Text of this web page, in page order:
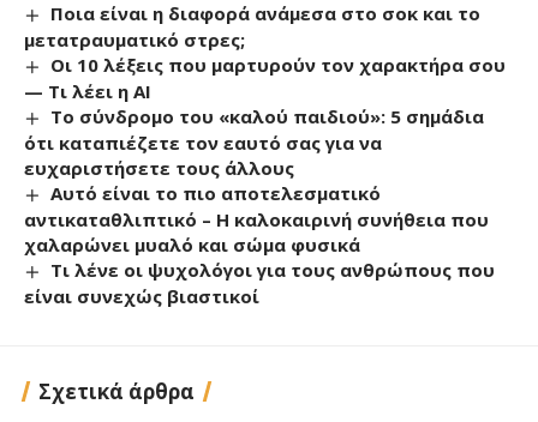
Ποια είναι η διαφορά ανάμεσα στο σοκ και το
μετατραυματικό στρες;
Οι 10 λέξεις που μαρτυρούν τον χαρακτήρα σου
— Τι λέει η AI
Το σύνδρομο του «καλού παιδιού»: 5 σημάδια
ότι καταπιέζετε τον εαυτό σας για να
ευχαριστήσετε τους άλλους
Αυτό είναι το πιο αποτελεσματικό
αντικαταθλιπτικό – Η καλοκαιρινή συνήθεια που
χαλαρώνει μυαλό και σώμα φυσικά
Τι λένε οι ψυχολόγοι για τους ανθρώπους που
είναι συνεχώς βιαστικοί
Σχετικά άρθρα